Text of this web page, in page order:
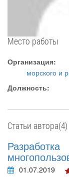
Место работы
Организация:
морского и
Должность:
Статьи автора(4)
01.07.2019